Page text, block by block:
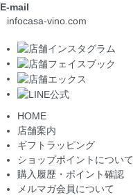
E-mail
infocasa-vino.com
HOME
店舗案内
ギフトラッピング
ショップポイントについて
購入履歴・ポイント確認
メルマガ会員について